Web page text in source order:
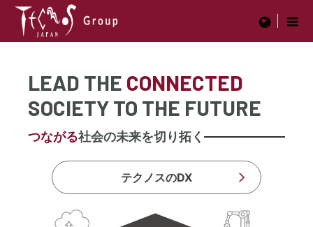
menu
LEAD THE CONNECTED
SOCIETY TO THE FUTURE
つながる社会の未来を切り拓く
テクノスのDX